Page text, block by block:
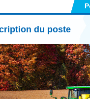
du poste